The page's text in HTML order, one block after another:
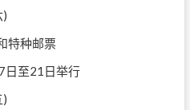
)
特种邮票
日至21日举行
)